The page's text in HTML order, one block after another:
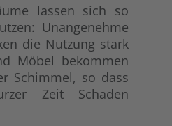
lassen sich so
Unangenehme
die Nutzung stark
Möbel bekommen
Schimmel, so dass
Zeit Schaden